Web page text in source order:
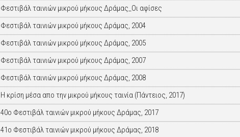
Φεστιβάλ ταινιών μικρού μήκους Δράμας_Οι αφίσες
Φεστιβάλ ταινιών μικρού μήκους Δράμας, 2004
Φεστιβάλ ταινιών μικρού μήκους Δράμας, 2005
Φεστιβάλ ταινιών μικρού μήκους Δράμας, 2007
Φεστιβάλ ταινιών μικρού μήκους Δράμας, 2008
Η κρίση μέσα απο την μικρού μήκους ταινία (Πάντειος, 2017)
40ο Φεστιβάλ ταινιών μικρού μήκους Δράμας, 2017
41ο Φεστιβάλ ταινιών μικρού μήκους Δράμας, 2018